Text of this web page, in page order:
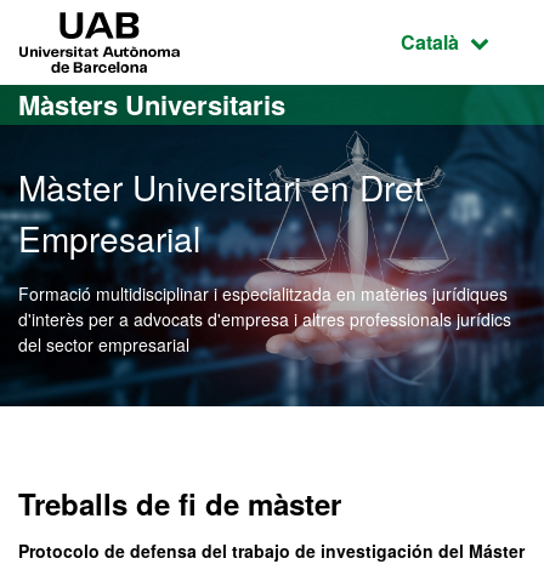
Ves al contingut principal
Ves a la navegació de la pàgina
Idioma
Català
Màsters Universitaris
Màster Universitari en Dret
Empresarial
Formació multidisciplinar i especialitzada en matèries jurídiques
d'interès per a advocats d'empresa i altres professionals jurídics
del sector empresarial
Treballs de fi de màster
Protocolo de defensa del trabajo de investigación del Máster